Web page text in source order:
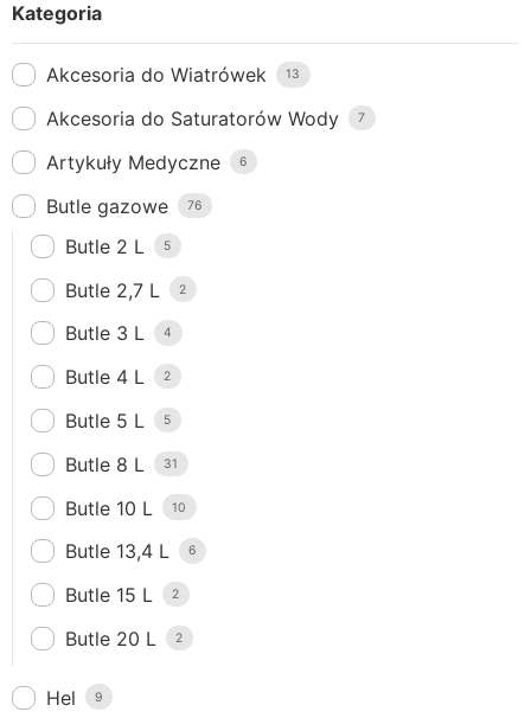
Kategoria
Akcesoria do Wiatrówek 13
Akcesoria do Saturatorów Wody 7
Artykuły Medyczne 6
Butle gazowe 76
Butle 2 L 5
Butle 2,7 L 2
Butle 3 L 4
Butle 4 L 2
Butle 5 L 5
Butle 8 L 31
Butle 10 L 10
Butle 13,4 L 6
Butle 15 L 2
Butle 20 L 2
Hel 9